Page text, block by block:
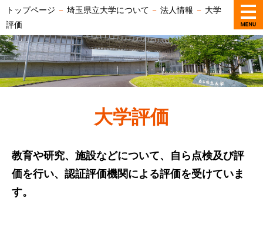
トップページ － 埼玉県立大学について － 法人情報 － 大学
評価
大学評価
教育や研究、施設などについて、自ら点検及び評
価を行い、認証評価機関による評価を受けていま
す。